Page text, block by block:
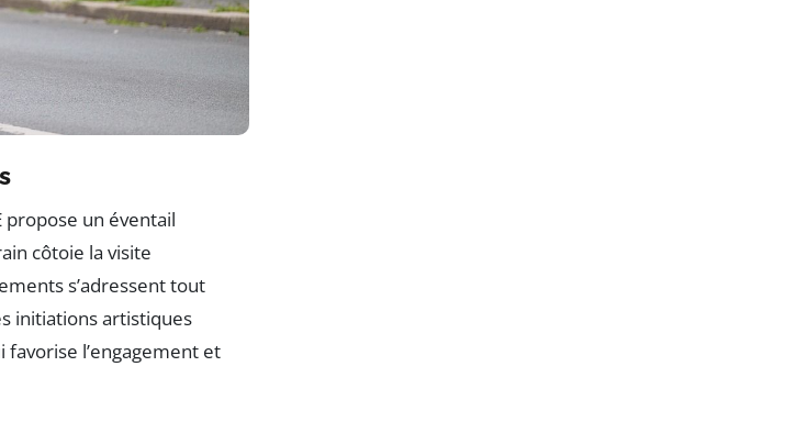
propose un éventail
côtoie la visite
s’adressent tout
initiations artistiques
l’engagement et